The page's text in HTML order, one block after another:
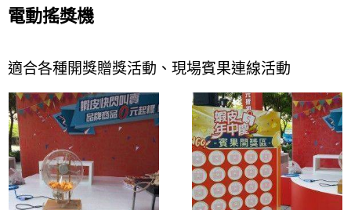
電動搖獎機
適合各種開獎贈獎活動、現場賓果連線活動